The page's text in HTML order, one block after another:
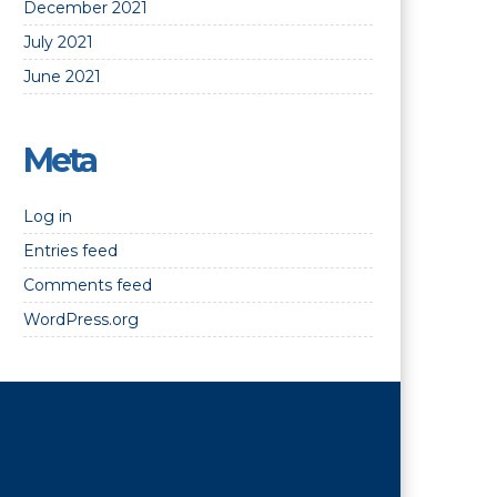
December 2021
July 2021
June 2021
Meta
Log in
Entries feed
Comments feed
WordPress.org